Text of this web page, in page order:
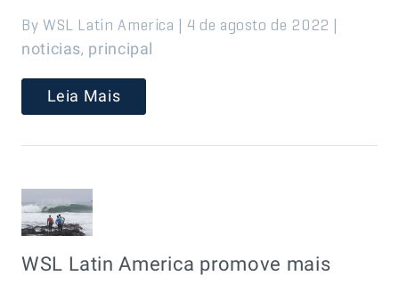
By WSL Latin America | 4 de agosto de 2022 |
noticias, principal
Leia Mais
WSL Latin America promove mais